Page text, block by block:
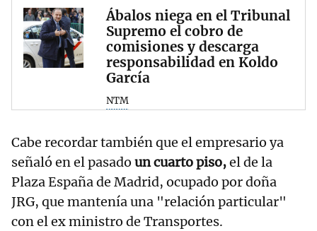
Ábalos niega en el Tribunal
Supremo el cobro de
comisiones y descarga
responsabilidad en Koldo
García
NTM
Cabe recordar también que el empresario ya
señaló en el pasado un cuarto piso,el de la
Plaza España de Madrid, ocupado por doña
JRG, que mantenía una "relación particular"
con el ex ministro de Transportes.